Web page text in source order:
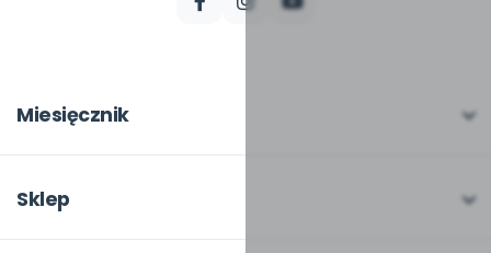
Miesięcznik
W numerze
Sklep